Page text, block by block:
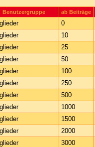
Benutzergruppe ab Beiträge
0
10
25
50
100
250
500
1000
1500
2000
3000